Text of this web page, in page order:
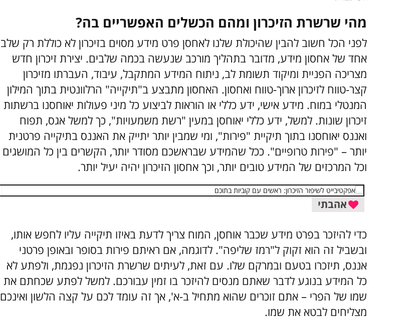
מהי שרשרת הזיכרון ומהם הכשלים האפשריים בה?
לפני הכל חשוב להבין שהיכולת שלנו לאחסן פרט מידע מסוים בזיכרון לא כוללת רק שלב
אחד של אחסון מידע, מדובר בתהליך מורכב שנעשה בכמה שלבים. יצירת זיכרון חדש
מצריכה הפניית ומיקוד תשומת לב, ניתוח המידע המתקבל, עיבוד, העברתו מזיכרון
קצר-טווח לזיכרון ארוך-טווח ואחסון. האחסון מתבצע ב"תיקייה" הרלוונטית בתוך המילון
המנטלי במוח. מידע אישי, ידע כללי או הוראות לביצוע כל מיני פעולות יאוחסנו ברשתות
זיכרון שונות. למשל, ידע כללי יאוחסן במעין "רשת משמעויות", כך למשל אגס, תפוח
ואננס יאוחסנו בתוך תיקיית "פירות", ומי שמבין יותר יתייק את האננס בתיקייה פרטנית
יותר – "פירות טרופיים". ככל שהמידע שבראשכם מסודר יותר, הקשרים בין כל המושגים
וכל המרכזים של המידע טובים יותר, וכך אחסון הזיכרון יהיה יעיל יותר.
אהבתי
כדי להיזכר בפרט מידע שכבר אוחסן, המוח צריך לדעת באיזו תיקייה עליו לחפש אותו,
ובשביל זה הוא זקוק ל"רמז שליפה". לדוגמה, אם ראיתם פירות בסופר ובאופן פרטני
אננס, תיזכרו בטעם ובמרקם שלו. עם זאת, לעיתים שרשרת הזיכרון נפגמת, ולפתע לא
כל המידע בנוגע לדבר שאתם מנסים להיזכר בו זמין עבורכם. למשל לפתע שכחתם את
שמו של הפרי – אתם זוכרים שהוא מתחיל ב-א', אך זה עומד לכם על קצה הלשון ואינכם
מצליחים לבטא את שמו.